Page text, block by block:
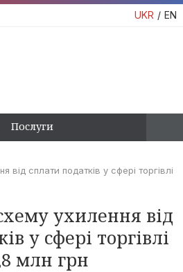
UKR EN
Послуги
від сплати податків у сфері торгівлі
ухилення від
у сфері торгівлі
млн грн